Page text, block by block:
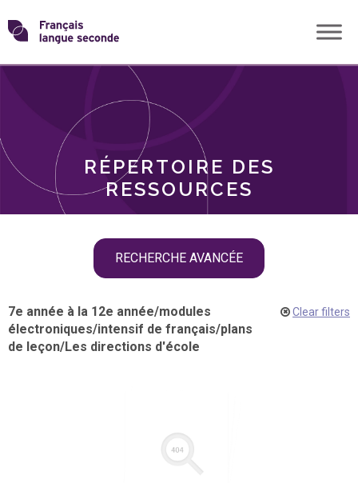
Skip
toTransformons
langue
RÉPERTOIRE DES
RESSOURCES
RECHERCHE AVANCÉE
THÈMES
7e année à la 12e année/modules
électroniques/intensif de français/plans
de leçon/Les directions d'école
Clear filters